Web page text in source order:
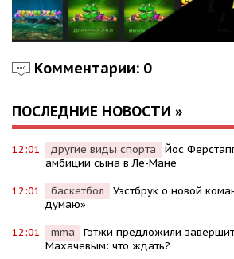
Комментарии: 0
ПОСЛЕДНИЕ НОВОСТИ »
12:01 другие виды спорта
Йос
амбиции сына в Ле-Мане
12:01 баскетбол
Уэстбрук о новой
думаю»
12:01 mma
Гэтжи предложили
Махачевым: что ждать?